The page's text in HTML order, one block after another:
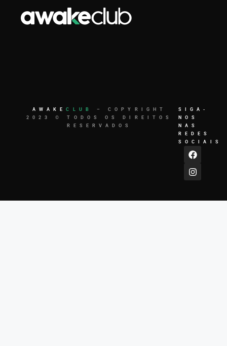
AWAKECLUB
– COPYRIGHT
2023 © TODOS OS DIREITOS
RESERVADOS
SIGA-
NOS
NAS
REDES
SOCIAIS